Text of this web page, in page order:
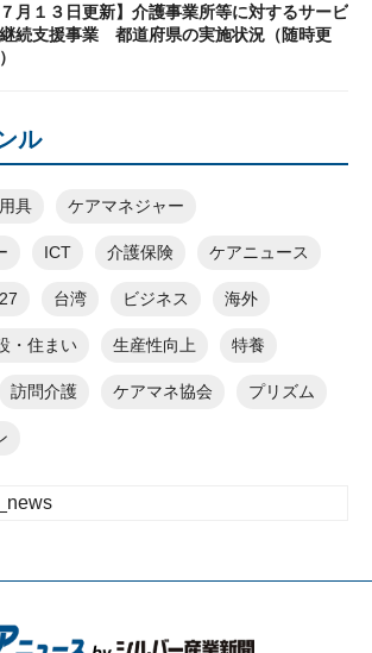
７月１３日更新】介護事業所等に対するサービ
続支援事業 都道府県の実施状況（随時更
ル
具 ケアマネジャー
ICT 介護保険 ケアニュース
台湾 ビジネス 海外
・住まい 生産性向上 特養
訪問介護 ケアマネ協会 プリズム